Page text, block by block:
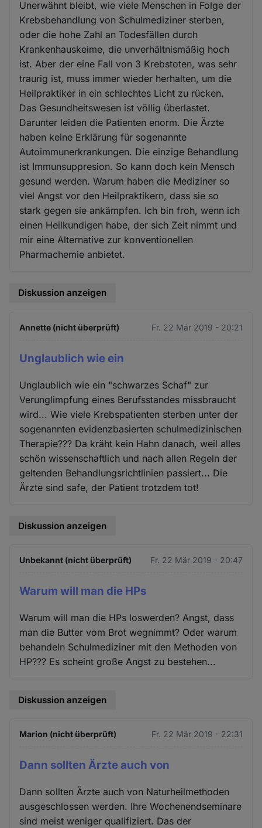
Unerwähnt bleibt, wie viele Menschen in Folge der
Krebsbehandlung von Schulmediziner sterben,
oder die hohe Zahl an Todesfällen durch
Krankenhauskeime, die unverhältnismäßig hoch
ist. Aber der eine Fall von 3 Krebstoten, was sehr
traurig ist, muss immer wieder herhalten, um die
Heilpraktiker in ein schlechtes Licht zu rücken.
Das Gesundheitswesen ist völlig überlastet.
Darunter leiden die Patienten enorm. Die Ärzte
haben keine Erklärung für sogenannte
Autoimmunerkrankungen. Die einzige Behandlung
ist Immunsuppresion. So kann doch kein Mensch
gesund werden. Warum haben die Mediziner so
viel Angst vor den Heilpraktikern, dass sie so
stark gegen sie ankämpfen. Ich bin froh, wenn ich
einen Heilkundigen habe, der sich Zeit nimmt und
mir eine Alternative zur konventionellen
Pharmachemie anbietet.
Diskussion anzeigen
Annette (nicht überprüft) Fr. 22 Mär 2019 - 20:21
Unglaublich wie ein
Unglaublich wie ein "schwarzes Schaf" zur
Verunglimpfung eines Berufsstandes missbraucht
wird... Wie viele Krebspatienten sterben unter der
sogenannten evidenzbasierten schulmedizinischen
Therapie??? Da kräht kein Hahn danach, weil alles
schön wissenschaftlich und nach allen Regeln der
geltenden Behandlungsrichtlinien passiert... Die
Ärzte sind safe, der Patient trotzdem tot!
Diskussion anzeigen
Unbekannt (nicht überprüft) Fr. 22 Mär 2019 - 20:47
Warum will man die HPs
Warum will man die HPs loswerden? Angst, dass
man die Butter vom Brot wegnimmt? Oder warum
behandeln Schulmediziner mit den Methoden von
HP??? Es scheint große Angst zu bestehen...
Diskussion anzeigen
Marion (nicht überprüft) Fr. 22 Mär 2019 - 22:31
Dann sollten Ärzte auch von
Dann sollten Ärzte auch von Naturheilmethoden
ausgeschlossen werden. Ihre Wochenendseminare
sind meist weniger qualifiziert. Das der